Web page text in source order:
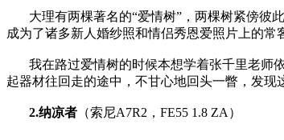
大理有两棵著名的“爱情树”，两棵树紧傍彼
成为了诸多新人婚纱照和情侣秀恩爱照片上的常
我在路过爱情树的时候本想学着张千里老师
起器材往回走的途中，不甘心地回头一瞥，发现
2.纳凉者 （索尼A7R2，FE55 1.8 ZA）